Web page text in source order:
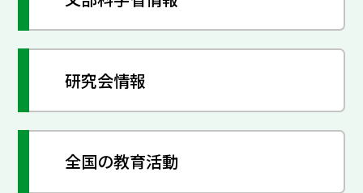
研究会情報
全国の教育活動